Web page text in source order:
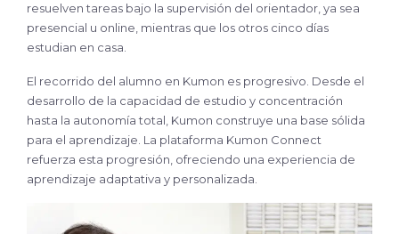
resuelven tareas bajo la supervisión del orientador, ya sea
presencial u online, mientras que los otros cinco días
estudian en casa.
El recorrido del alumno en Kumon es progresivo. Desde el
desarrollo de la capacidad de estudio y concentración
hasta la autonomía total, Kumon construye una base sólida
para el aprendizaje. La plataforma Kumon Connect
refuerza esta progresión, ofreciendo una experiencia de
aprendizaje adaptativa y personalizada.